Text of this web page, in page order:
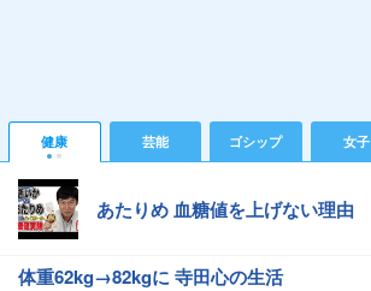
健康 芸能 ゴシップ 女子
あたりめ 血糖値を上げない理由
体重62kg→82kgに 寺田心の生活